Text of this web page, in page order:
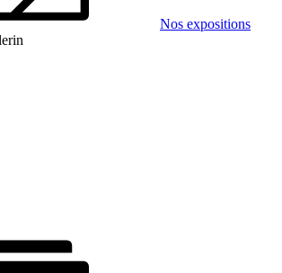
Nos expositions